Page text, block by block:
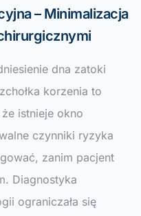
– Minimalizacja
dna zatoki
korzenia to
istnieje okno
czynniki ryzyka
zanim pacjent
Diagnostyka
ograniczała się